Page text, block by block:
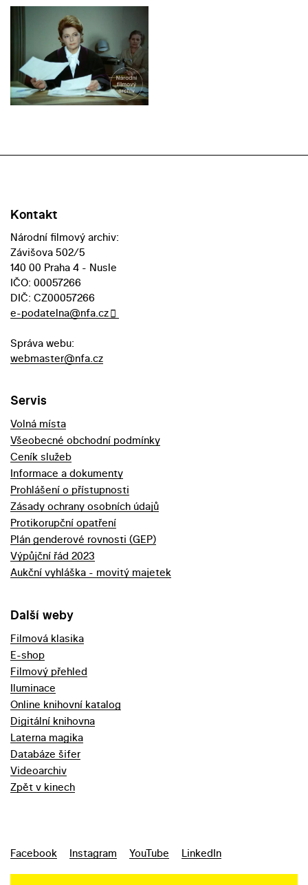
Kontakt
Národní filmový archiv:
Závišova 502/5
140 00 Praha 4 - Nusle
IČO: 00057266
DIČ: CZ00057266
e-podatelna@nfa.cz
Správa webu:
webmaster@nfa.cz
Servis
Volná místa
Všeobecné obchodní podmínky
Ceník služeb
Informace a dokumenty
Prohlášení o přístupnosti
Zásady ochrany osobních údajů
Protikorupční opatření
Plán genderové rovnosti (GEP)
Výpůjční řád 2023
Aukční vyhláška - movitý majetek
Další weby
Filmová klasika
E-shop
Filmový přehled
Iluminace
Online knihovní katalog
Digitální knihovna
Laterna magika
Databáze šifer
Videoarchiv
Zpět v kinech
Facebook Instagram YouTube LinkedIn